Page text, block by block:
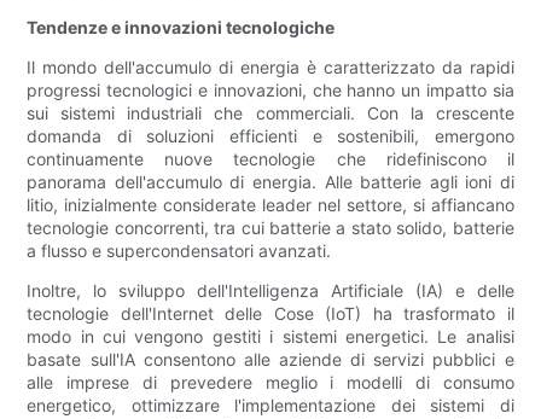
Tendenze e innovazioni tecnologiche
Il mondo dell'accumulo di energia è caratterizzato da rapidi
progressi tecnologici e innovazioni, che hanno un impatto sia
sui sistemi industriali che commerciali. Con la crescente
domanda di soluzioni efficienti e sostenibili, emergono
continuamente nuove tecnologie che ridefiniscono il
panorama dell'accumulo di energia. Alle batterie agli ioni di
litio, inizialmente considerate leader nel settore, si affiancano
tecnologie concorrenti, tra cui batterie a stato solido, batterie
a flusso e supercondensatori avanzati.
Inoltre, lo sviluppo dell'Intelligenza Artificiale (IA) e delle
tecnologie dell'Internet delle Cose (IoT) ha trasformato il
modo in cui vengono gestiti i sistemi energetici. Le analisi
basate sull'IA consentono alle aziende di servizi pubblici e
alle imprese di prevedere meglio i modelli di consumo
energetico, ottimizzare l'implementazione dei sistemi di